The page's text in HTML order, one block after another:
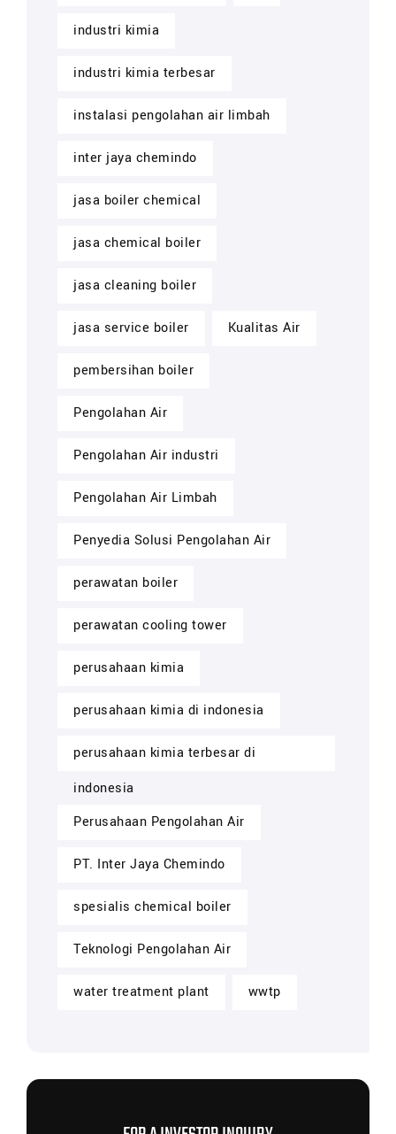
industri kimia
industri kimia terbesar
instalasi pengolahan air limbah
inter jaya chemindo
jasa boiler chemical
jasa chemical boiler
jasa cleaning boiler
jasa service boiler Kualitas Air
pembersihan boiler
Pengolahan Air
Pengolahan Air industri
Pengolahan Air Limbah
Penyedia Solusi Pengolahan Air
perawatan boiler
perawatan cooling tower
perusahaan kimia
perusahaan kimia di indonesia
perusahaan kimia terbesar di
indonesia
Perusahaan Pengolahan Air
PT. Inter Jaya Chemindo
spesialis chemical boiler
Teknologi Pengolahan Air
water treatment plant wwtp